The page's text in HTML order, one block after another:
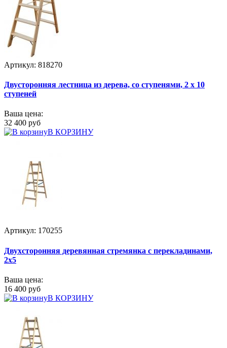
Артикул: 818270
Двусторонняя лестница из дерева, со ступенями, 2 х 10
ступеней
Ваша цена:
32 400 руб
В КОРЗИНУ
Артикул: 170255
Двухсторонняя деревянная стремянка с перекладинами,
2x5
Ваша цена:
16 400 руб
В КОРЗИНУ